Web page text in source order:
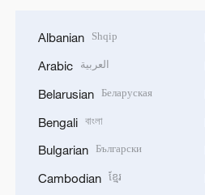
Albanian Shqip
Arabic العربية
Belarusian Беларуская
Bengali বাংলা
Bulgarian Български
Cambodian ខ្មែរ